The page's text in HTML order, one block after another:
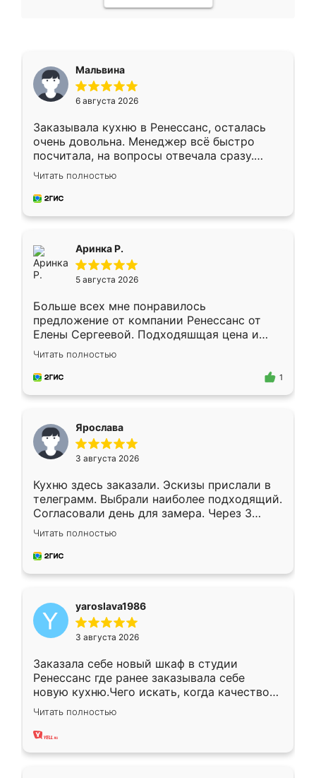
Мальвина
6 августа 2026
Заказывала кухню в Ренессанс, осталась
очень довольна. Менеджер всё быстро
посчитала, на вопросы отвечала сразу.
Замерщик приехал в субботу, подошёл к
делу со всей ответственностью. Собрали
за день, ребята работали аккуратно, даже
Читать полностью
Аринка Р.
5 августа 2026
Больше всех мне понравилось
предложение от компании Ренессанс от
Елены Сергеевой. Подходяшщая цена и
короткие сроки изготовления. Приехавший
для замера сотрудник Владислав
предложил по моему эскизу самый
Читать полностью
1
Ярослава
3 августа 2026
Кухню здесь заказали. Эскизы прислали в
телеграмм. Выбрали наиболее подходящий.
Согласовали день для замера. Через 3
недели кухня была уже готова. Остались
довольны работой. Спасибо Ренессанс
мебель за качественную работу!
Читать полностью
yaroslava1986
3 августа 2026
Заказала себе новый шкаф в студии
Ренессанс где ранее заказывала себе
новую кухню.Чего искать, когда качеством
вполне довольна. Служит кухня уже почти
два года, нареканий нет.
Читать полностью